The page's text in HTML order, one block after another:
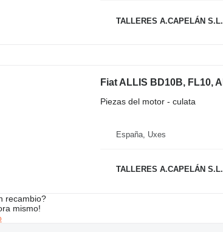
TALLERES A.CAPELÁN S.L.
Piezas del motor - culata
España, Uxes
TALLERES A.CAPELÁN S.L.
recambio?
mismo!